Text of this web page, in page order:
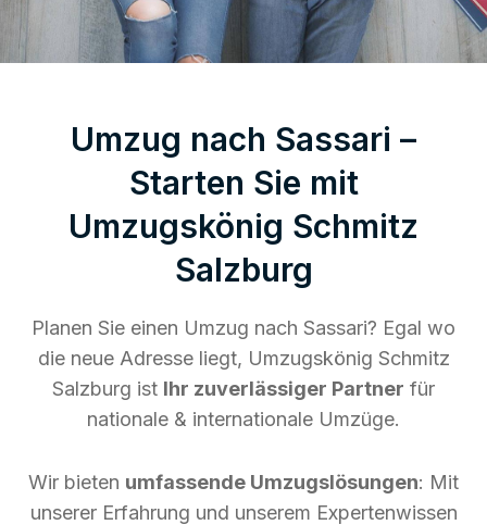
Umzug nach Sassari –
Starten Sie mit
Umzugskönig Schmitz
Salzburg
Planen Sie einen Umzug nach Sassari? Egal wo
die neue Adresse liegt, Umzugskönig Schmitz
Salzburg ist Ihr zuverlässiger Partner für
nationale & internationale Umzüge.
Wir bieten umfassende Umzugslösungen: Mit
unserer Erfahrung und unserem Expertenwissen